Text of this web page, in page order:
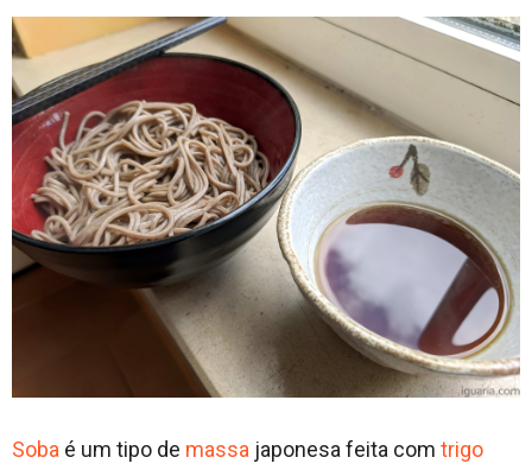
Soba é um tipo de massa japonesa feita com trigo